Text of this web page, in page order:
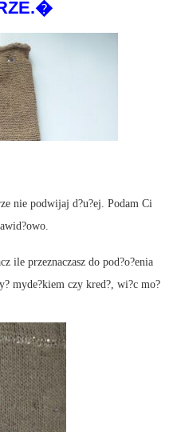
nie podwijaj d?u?ej. Podam Ci
ile przeznaczasz do pod?o?enia
myde?kiem czy kred?, wi?c mo?